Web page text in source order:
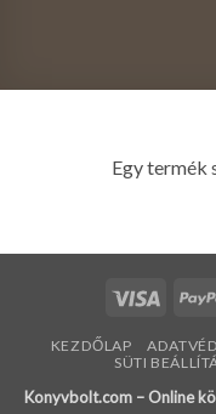
Egy termék
Visa
KEZDŐLAP
SÜTI
Konyvbolt.com – Online